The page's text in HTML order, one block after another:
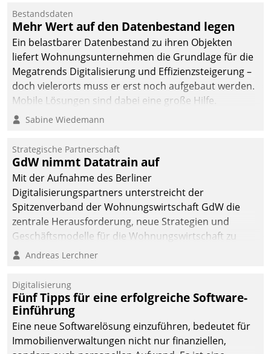
Bestandsdaten
Mehr Wert auf den Datenbestand legen
Ein belastbarer Datenbestand zu ihren Objekten
liefert Wohnungsunternehmen die Grundlage für die
Megatrends Digitalisierung und Effizienzsteigerung –
doch vielerorts muss er erst noch aufgebaut werden.
Mobile Lösungen sind dabei eine große Hilfe.
Sabine Wiedemann
Strategische Partnerschaft
GdW nimmt Datatrain auf
Mit der Aufnahme des Berliner
Digitalisierungspartners unterstreicht der
Spitzenverband der Wohnungswirtschaft GdW die
zentrale Herausforderung, neue Strategien und
Geschäftsmodelle für die Wohnungswirtschaft zu
entwickeln.
Andreas Lerchner
Digitalisierung
Fünf Tipps für eine erfolgreiche Software-
Einführung
Eine neue Softwarelösung einzuführen, bedeutet für
Immobilienverwaltungen nicht nur finanziellen,